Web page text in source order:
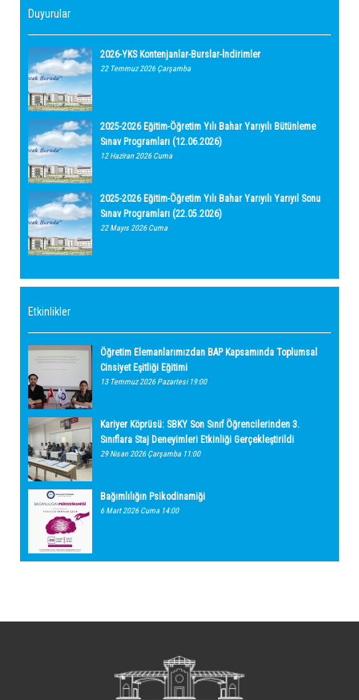
Duyurular
2026-YKS Kontenjanlar-Burslar-İndirimler
22 Temmuz 2026 Çarşamba
2025-2026 Eğitim-Öğretim Yılı Bahar Yarıyılı Bütünleme
Sınav Programları (12.06.2026)
12 Haziran 2026 Cuma
2025-2026 Eğitim-Öğretim Yılı Bahar Yarıyılı Yarıyıl Sonu
Sınav Programları (22.05.2026)
22 Mayıs 2026 Cuma
Etkinlikler
Öğretim Elemanlarımızdan BAP Kapsamında Toplumsal
Cinsiyet Eşitliği Eğitimi
13 Temmuz 2026 Pazartesi 19:00
Kariyer Köprüsü: SBKY Son Sınıf Öğrencilerinden 3.
Sınıflara Staj Deneyimleri Etkinliği Gerçekleştirildi
29 Nisan 2026 Çarşamba 11:00
Bağımlılığın Psikodinamiği
6 Mart 2026 Cuma 14:00